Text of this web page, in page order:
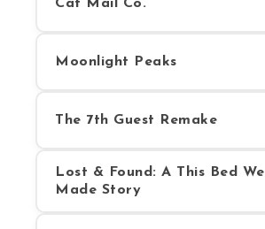
Cat Mail Co.
Moonlight Peaks
The 7th Guest Remake
Lost & Found: A This Bed We
Made Story